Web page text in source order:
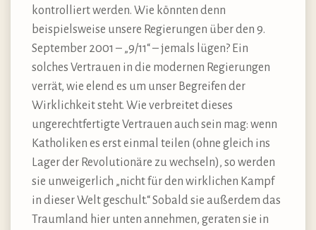
kontrolliert werden. Wie könnten denn
beispielsweise unsere Regierungen über den 9.
September 2001 – „9/11“ – jemals lügen? Ein
solches Vertrauen in die modernen Regierungen
verrät, wie elend es um unser Begreifen der
Wirklichkeit steht. Wie verbreitet dieses
ungerechtfertigte Vertrauen auch sein mag: wenn
Katholiken es erst einmal teilen (ohne gleich ins
Lager der Revolutionäre zu wechseln), so werden
sie unweigerlich „nicht für den wirklichen Kampf
in dieser Welt geschult.“ Sobald sie außerdem das
Traumland hier unten annehmen, geraten sie in